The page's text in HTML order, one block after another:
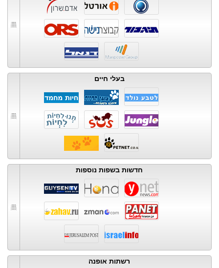
בעלי חיים
חדשות בשפות נוספות
רשתות אופנה